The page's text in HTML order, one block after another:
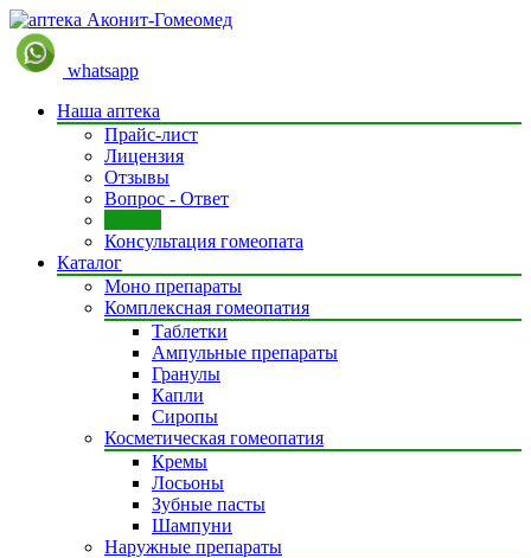
whatsapp
Наша аптека
Прайс-лист
Лицензия
Отзывы
Вопрос - Ответ
Консультация гомеопата
Каталог
Моно препараты
Комплексная гомеопатия
Таблетки
Ампульные препараты
Гранулы
Капли
Сиропы
Косметическая гомеопатия
Кремы
Лосьоны
Зубные пасты
Шампуни
Наружные препараты